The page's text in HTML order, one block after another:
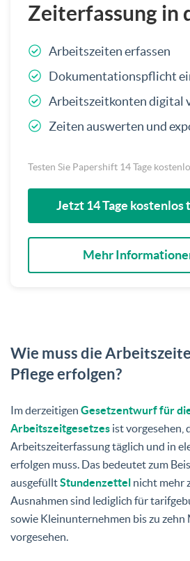
Zeiterfassung in
Arbeitszeiten erfassen
Dokumentationspflicht
Arbeitszeitkonten digital
Zeiten auswerten und
Testen Sie Papershift 14 Tage
Jetzt 14 Tage kostenlos
Mehr
Wie muss die
Pflege erfolgen?
Im derzeitigen Gesetzentwurf für
Arbeitszeitgesetzes ist vorgesehen,
Arbeitszeiterfassung täglich und in
erfolgen muss. Das bedeutet zum
ausgefülltStundenzettel nicht mehr
Ausnahmen sind lediglich für
sowie Kleinunternehmen bis zu
vorgesehen.